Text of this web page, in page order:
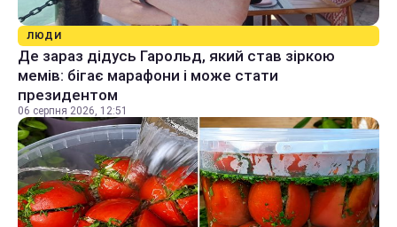
ЛЮДИ
Де зараз дідусь Гарольд, який став зіркою
мемів: бігає марафони і може стати
президентом
06 серпня 2026, 12:51